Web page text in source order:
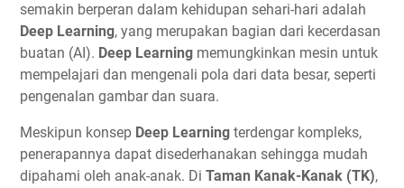
semakin berperan dalam kehidupan sehari-hari adalah
Deep Learning, yang merupakan bagian dari kecerdasan
buatan (AI). Deep Learning memungkinkan mesin untuk
mempelajari dan mengenali pola dari data besar, seperti
pengenalan gambar dan suara.
Meskipun konsep Deep Learning terdengar kompleks,
penerapannya dapat disederhanakan sehingga mudah
dipahami oleh anak-anak. Di Taman Kanak-Kanak (TK),